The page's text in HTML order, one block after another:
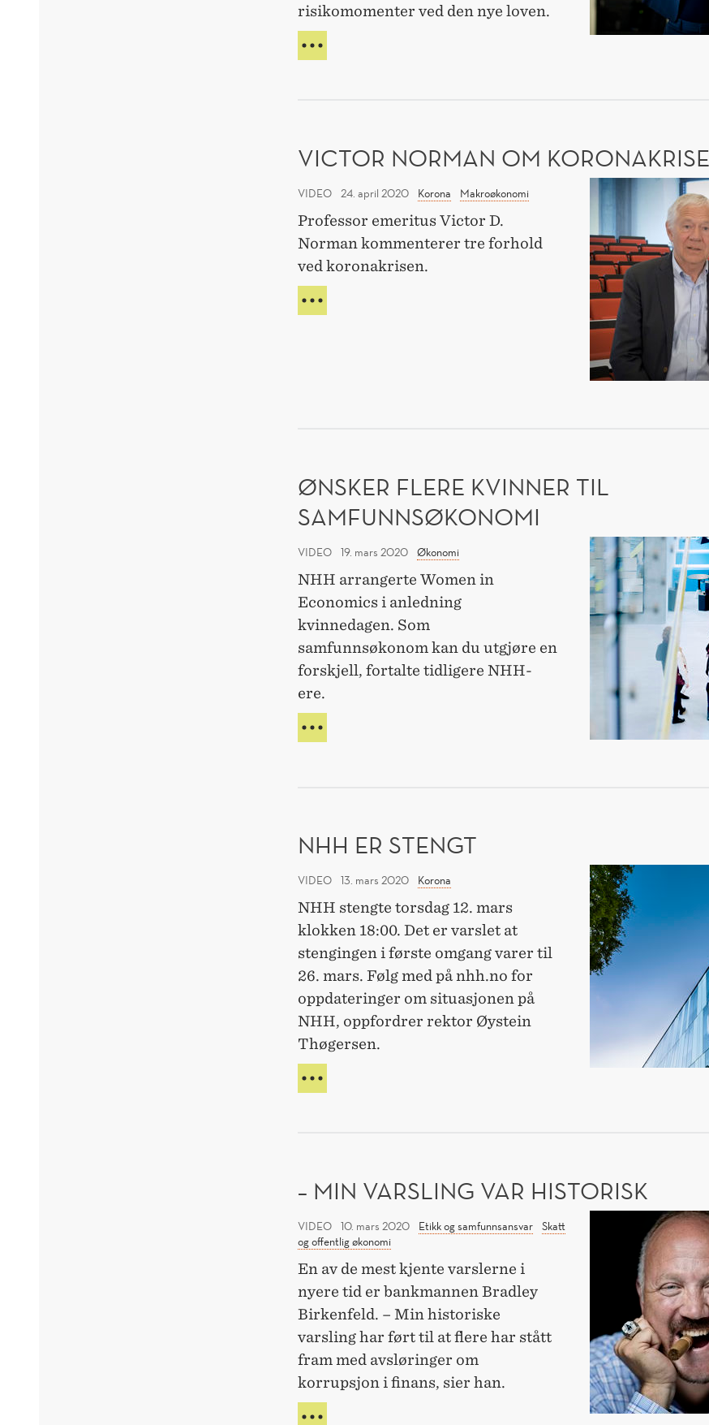
risikomomenter ved den nye loven.
VICTOR NORMAN OM
Victor
Norman
om
koronakrisen
VIDEO 24. april 2020 Korona Makroøkonomi
Professor emeritus Victor D.
Norman kommenterer tre forhold
ved koronakrisen.
ØNSKER FLERE KVINNER TIL
SAMFUNNSØKONOMI
Ønsker
flere
kvinner
til
VIDEO 19. mars 2020 Økonomi
NHH arrangerte Women in
Economics i anledning
kvinnedagen. Som
samfunnsøkonom kan du utgjøre en
forskjell, fortalte tidligere NHH-
ere.
NHH ER STENGT
NHH
er
stengt
VIDEO 13. mars 2020 Korona
NHH stengte torsdag 12. mars
klokken 18:00. Det er varslet at
stengingen i første omgang varer til
26. mars. Følg med på nhh.no for
oppdateringer om situasjonen på
NHH, oppfordrer rektor Øystein
Thøgersen.
– MIN VARSLING VAR HISTORISK
varsling
historisk
VIDEO 10. mars 2020 Etikk og samfunnsansvar
Skatt
og offentlig økonomi
En av de mest kjente varslerne i
nyere tid er bankmannen Bradley
Birkenfeld. – Min historiske
varsling har ført til at flere har stått
fram med avsløringer om
korrupsjon i finans, sier han.